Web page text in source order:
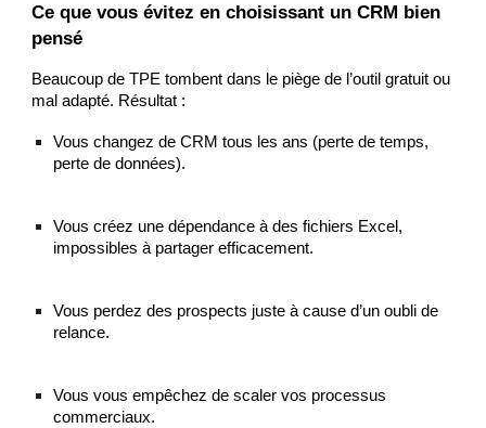
Ce que vous évitez en choisissant un CRM bien
pensé
Beaucoup de TPE tombent dans le piège de l’outil gratuit ou
mal adapté. Résultat :
Vous changez de CRM tous les ans (perte de temps,
perte de données).
Vous créez une dépendance à des fichiers Excel,
impossibles à partager efficacement.
Vous perdez des prospects juste à cause d’un oubli de
relance.
Vous vous empêchez de scaler vos processus
commerciaux.